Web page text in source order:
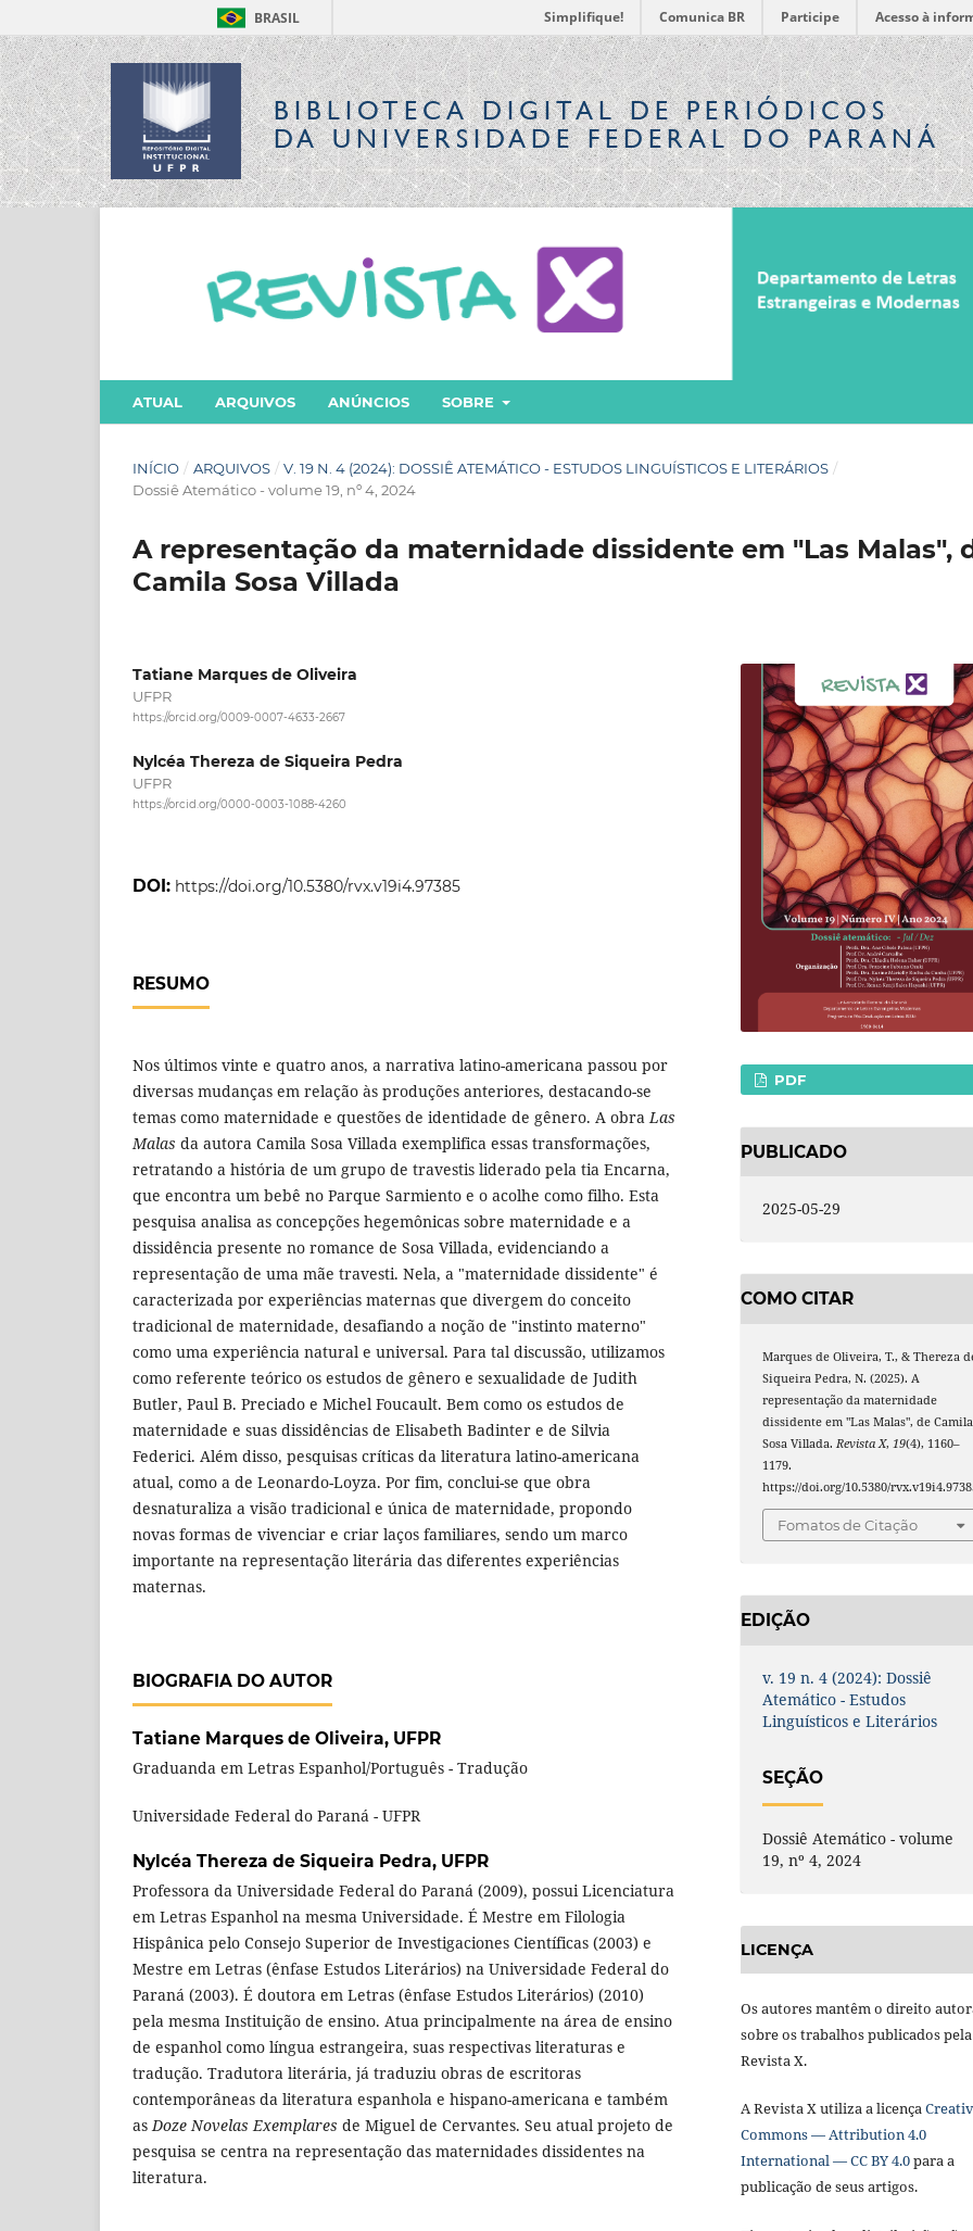
BRASIL Simplifique! Comunica BR Participe Acesso à
BIBLIOTECA DIGITALDE PERIÓDICOS
DA UNIVERSIDADE FEDERAL DO PARANÁ
ATUAL ARQUIVOS ANÚNCIOS SOBRE
INÍCIO / ARQUIVOS / V. 19 N. 4 (2024): DOSSIÊ ATEMÁTICO - ESTUDOS LINGUÍSTICOS E LITERÁRIOS /
Dossiê Atemático - volume 19, nº 4, 2024
A representação da maternidade dissidente em "Las Malas",
Camila Sosa Villada
Tatiane Marques de Oliveira
UFPR
https://orcid.org/0009-0007-4633-2667
Nylcéa Thereza de Siqueira Pedra
UFPR
https://orcid.org/0000-0003-1088-4260
DOI: https://doi.org/10.5380/rvx.v19i4.97385
RESUMO
Nos últimos vinte e quatro anos, a narrativa latino-americana passou por
diversas mudanças em relação às produções anteriores, destacando-se
temas como maternidade e questões de identidade de gênero. A obraLas
Malas da autora Camila Sosa Villada exemplifica essas transformações,
retratando a história de um grupo de travestis liderado pela tia Encarna,
que encontra um bebê no Parque Sarmiento e o acolhe como filho. Esta
pesquisa analisa as concepções hegemônicas sobre maternidade e a
dissidência presente no romance de Sosa Villada, evidenciando a
representação de uma mãe travesti. Nela, a "maternidade dissidente" é
caracterizada por experiências maternas que divergem do conceito
tradicional de maternidade, desafiando a noção de "instinto materno"
como uma experiência natural e universal. Para tal discussão, utilizamos
como referente teórico os estudos de gênero e sexualidade de Judith
Butler, Paul B. Preciado e Michel Foucault. Bem como os estudos de
maternidade e suas dissidências de Elisabeth Badinter e de Silvia
Federici. Além disso, pesquisas críticas da literatura latino-americana
atual, como a de Leonardo-Loyza. Por fim, conclui-se que obra
desnaturaliza a visão tradicional e única de maternidade, propondo
novas formas de vivenciar e criar laços familiares, sendo um marco
importante na representação literária das diferentes experiências
maternas.
BIOGRAFIA DO AUTOR
Tatiane Marques de Oliveira, UFPR
Graduanda em Letras Espanhol/Português - Tradução
Universidade Federal do Paraná - UFPR
Nylcéa Thereza de Siqueira Pedra, UFPR
Professora da Universidade Federal do Paraná (2009), possui Licenciatura
em Letras Espanhol na mesma Universidade. É Mestre em Filologia
Hispânica pelo Consejo Superior de Investigaciones Científicas (2003) e
Mestre em Letras (ênfase Estudos Literários) na Universidade Federal do
Paraná (2003). É doutora em Letras (ênfase Estudos Literários) (2010)
pela mesma Instituição de ensino. Atua principalmente na área de ensino
de espanhol como língua estrangeira, suas respectivas literaturas e
tradução. Tradutora literária, já traduziu obras de escritoras
contemporâneas da literatura espanhola e hispano-americana e também
asDoze Novelas Exemplares de Miguel de Cervantes. Seu atual projeto de
pesquisa se centra na representação das maternidades dissidentes na
literatura.
PDF
PUBLICADO
2025-05-29
COMO CITAR
Marques de Oliveira, T., & Thereza
Siqueira Pedra, N. (2025). A
representação da maternidade
dissidente em "Las Malas", de Camila
Sosa Villada.Revista X,19(4), 1160–
1179.
https://doi.org/10.5380/
Fomatos de Citação
EDIÇÃO
v. 19 n. 4 (2024): Dossiê
Atemático - Estudos
Linguísticos e Literários
SEÇÃO
Dossiê Atemático - volume
19, nº 4, 2024
LICENÇA
Os autores mantêm o direito
sobre os trabalhos publicados pela
Revista X.
A Revista X utiliza a licença
Commons — Attribution 4.0
International — CC BY 4.0para a
publicação de seus artigos.